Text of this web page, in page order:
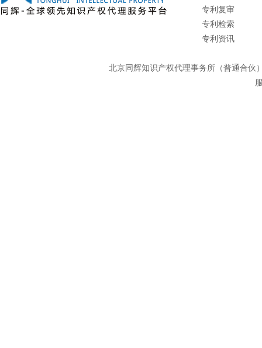
专利复审
专利检索
专利资讯
北京同辉知识产权代理事务所（普通合